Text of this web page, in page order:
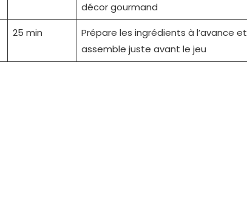
décor gourmand
25 min
Prépare les ingrédients à l’avance et
assemble juste avant le jeu